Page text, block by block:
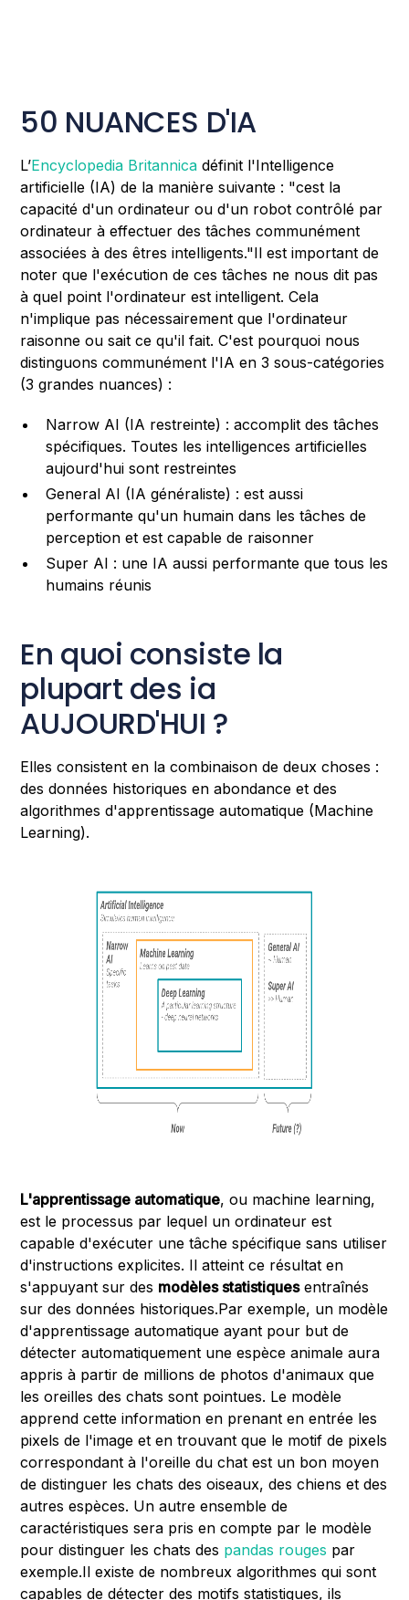
50 NUANCES D'IA
L’Encyclopedia Britannica définit l'Intelligence
artificielle (IA) de la manière suivante : "cest la
capacité d'un ordinateur ou d'un robot contrôlé par
ordinateur à effectuer des tâches communément
associées à des êtres intelligents."Il est important de
noter que l'exécution de ces tâches ne nous dit pas
à quel point l'ordinateur est intelligent. Cela
n'implique pas nécessairement que l'ordinateur
raisonne ou sait ce qu'il fait. C'est pourquoi nous
distinguons communément l'IA en 3 sous-catégories
(3 grandes nuances) :
Narrow AI (IA restreinte) : accomplit des tâches
spécifiques. Toutes les intelligences artificielles
aujourd'hui sont restreintes
General AI (IA généraliste) : est aussi
performante qu'un humain dans les tâches de
perception et est capable de raisonner
Super AI : une IA aussi performante que tous les
humains réunis
En quoi consiste la
plupart des ia
AUJOURD'HUI ?
Elles consistent en la combinaison de deux choses :
des données historiques en abondance et des
algorithmes d'apprentissage automatique (Machine
Learning).
L'apprentissage automatique, ou machine learning,
est le processus par lequel un ordinateur est
capable d'exécuter une tâche spécifique sans utiliser
d'instructions explicites. Il atteint ce résultat en
s'appuyant sur des modèles statistiquesentraînés
sur des données historiques.Par exemple, un modèle
d'apprentissage automatique ayant pour but de
détecter automatiquement une espèce animale aura
appris à partir de millions de photos d'animaux que
les oreilles des chats sont pointues. Le modèle
apprend cette information en prenant en entrée les
pixels de l'image et en trouvant que le motif de pixels
correspondant à l'oreille du chat est un bon moyen
de distinguer les chats des oiseaux, des chiens et des
autres espèces. Un autre ensemble de
caractéristiques sera pris en compte par le modèle
pour distinguer les chats des pandas rouges par
exemple.Il existe de nombreux algorithmes qui sont
capables de détecter des motifs statistiques, ils